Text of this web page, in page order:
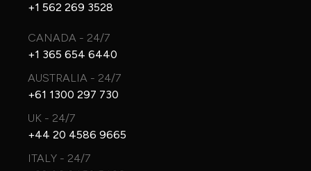
+1 562 269 3528
CANADA - 24/7
+1 365 654 6440
AUSTRALIA - 24/7
+61 1300 297 730
UK - 24/7
+44 20 4586 9665
ITALY - 24/7